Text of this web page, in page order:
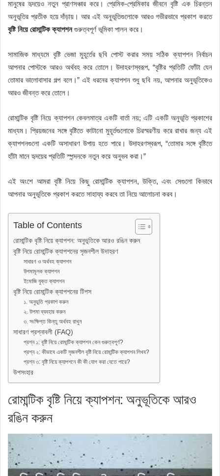
o
o
s
p
p
n
n
g
মানুষের হৃদয়েও নতুন প্রাণসঞ্চার করে। প্রেমিক-প্রেমিকার জীবনে বৃষ্টি এক চিরন্তন
অনুভূতির প্রতীক হয়ে দাঁড়ায়। আর এই অনুভূতিগুলোকে আরও গভীরভাবে প্রকাশ করতে
বৃষ্টি নিয়ে রোমান্টিক ক্যাপশনগুরুত্বপূর্ণ ভূমিকা পালন করে।
সামাজিক মাধ্যমে বৃষ্টি ভেজা মুহূর্তের ছবি পোস্ট করার সময় সঠিক ক্যাপশন নির্বাচন
আপনার পোস্টকে আরও অর্থবহ করে তোলে। উদাহরণস্বরূপ, “বৃষ্টির প্রতিটি ফোঁটা যেন
তোমার ভালোবাসার গল্প বলে।” এই ধরনের ক্যাপশন শুধু ছবি নয়, আপনার অনুভূতিকেও
আরও জীবন্ত করে তোলে।
রোমান্টিক বৃষ্টি নিয়ে ক্যাপশন কেবলমাত্র একটি বার্তা নয়; এটি একটি অনুভূতি প্রকাশের
মাধ্যম। প্রিয়জনের সঙ্গে বৃষ্টিতে কাটানো মুহূর্তগুলোকে চিরস্মরণীয় করে রাখার জন্য এই
ক্যাপশনগুলো একটি অসাধারণ উপায় হতে পারে। উদাহরণস্বরূপ, “তোমার সঙ্গে বৃষ্টিতে
হাঁটা মানে হৃদয়ের প্রতিটি স্পন্দনকে নতুন করে অনুভব করা।”
এই অংশে আমরা বৃষ্টি নিয়ে কিছু রোমান্টিক ক্যাপশন, উক্তি, এবং সেগুলো কিভাবে
আপনার অনুভূতিকে প্রকাশ করতে সাহায্য করবে তা নিয়ে আলোচনা করব।
Table of Contents
রোমান্টিক বৃষ্টি নিয়ে ক্যাপশন: অনুভূতিকে আরও রঙিন করুন
বৃষ্টি নিয়ে রোমান্টিক ক্যাপশনের সৃজনশীল উদাহরণ
সাধারণ ও অর্থবহ ক্যাপশন
উপমামূলক ক্যাপশন
ইমোজি যুক্ত ক্যাপশন
বৃষ্টি নিয়ে রোমান্টিক ক্যাপশনের টিপস
১. অনুভূতি প্রকাশ করুন
২. উপমা ব্যবহার করুন
৩. সংক্ষিপ্ত কিন্তু অর্থবহ রাখুন
সাধারণ প্রশ্নাবলী (FAQ)
প্রশ্ন ১: বৃষ্টি নিয়ে রোমান্টিক ক্যাপশন কেন গুরুত্বপূর্ণ?
প্রশ্ন ২: কীভাবে একটি সৃজনশীল বৃষ্টি নিয়ে রোমান্টিক ক্যাপশন লিখব?
প্রশ্ন ৩: বৃষ্টি নিয়ে ক্যাপশনে কী কী যোগ করা যেতে পারে?
উপসংহার
রোমান্টিক বৃষ্টি নিয়ে ক্যাপশন: অনুভূতিকে আরও
রঙিন করুন